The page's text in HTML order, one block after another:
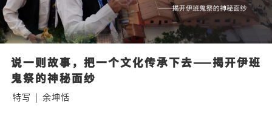
说一则故事，把一个文化传承下去——揭开伊班
鬼祭的神秘面纱
特写 | 余坤恬